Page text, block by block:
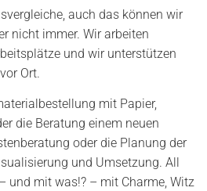
auch das können wir
nicht immer. Wir arbeiten
und wir unterstützen
Ort.
mit Papier,
die Beratung einem neuen
oder die Planung der
und Umsetzung. All
und mit was!? – mit Charme, Witz